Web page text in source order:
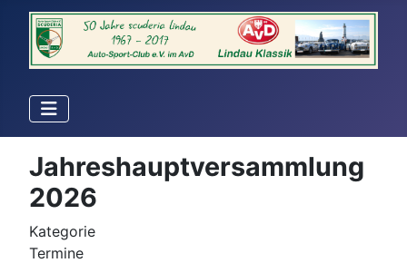
Jahreshauptversammlung
2026
Kategorie
Termine